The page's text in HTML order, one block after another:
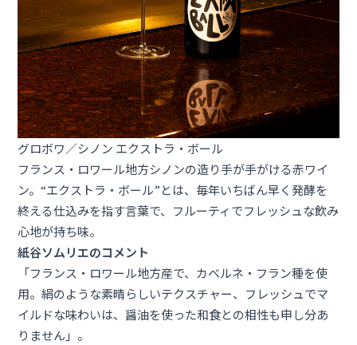
グロボワ／シノン エクストラ・ボール
フランス・ロワール地方シノンの造り手が手がける赤ワイ
ン。“エクストラ・ボール”とは、毎年いちばん早く発酵を
終える仕込みを指す言葉で、フルーティでフレッシュな飲み
心地が持ち味。
紙谷ソムリエのコメント
「フランス・ロワール地方産で、カベルネ・フラン種を使
用。絹のような素晴らしいテクスチャー、フレッシュでマ
イルドな味わいは、醤油を使った和食との相性も申し分あ
りません」。